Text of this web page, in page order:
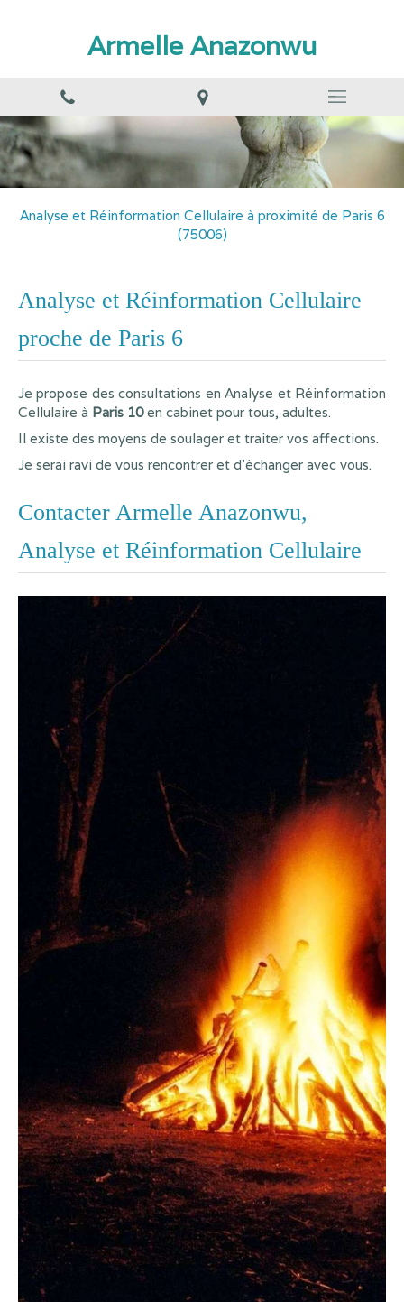
Armelle Anazonwu
Analyse et Réinformation Cellulaire à proximité de Paris 6
(75006)
Analyse et Réinformation Cellulaire
proche de Paris 6
Je propose des consultations en Analyse et Réinformation
Cellulaire à Paris 10en cabinet pour tous, adultes.
Il existe des moyens de soulager et traiter vos affections.
Je serai ravi de vous rencontrer et d'échanger avec vous.
Contacter Armelle Anazonwu,
Analyse et Réinformation Cellulaire